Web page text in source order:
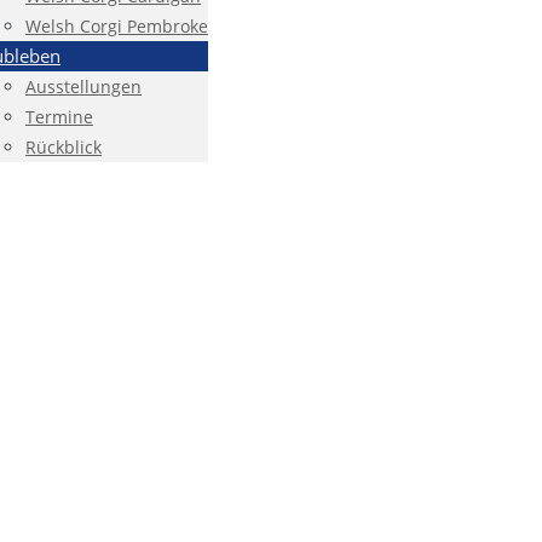
Welsh Corgi Pembroke
Ausstellungen
Termine
Rückblick